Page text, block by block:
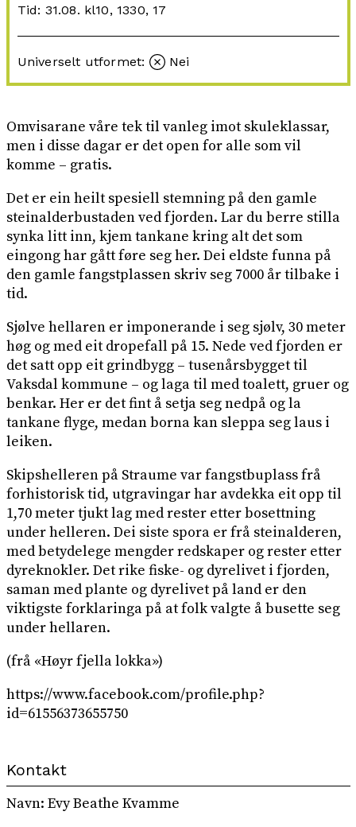
Tid: 31.08. kl10, 1330, 17
Universelt utformet: Nei
Omvisarane våre tek til vanleg imot skuleklassar,
men i disse dagar er det open for alle som vil
komme – gratis.
Det er ein heilt spesiell stemning på den gamle
steinalderbustaden ved fjorden. Lar du berre stilla
synka litt inn, kjem tankane kring alt det som
eingong har gått føre seg her. Dei eldste funna på
den gamle fangstplassen skriv seg 7000 år tilbake i
tid.
Sjølve hellaren er imponerande i seg sjølv, 30 meter
høg og med eit dropefall på 15. Nede ved fjorden er
det satt opp eit grindbygg – tusenårsbygget til
Vaksdal kommune – og laga til med toalett, gruer og
benkar. Her er det fint å setja seg nedpå og la
tankane flyge, medan borna kan sleppa seg laus i
leiken.
Skipshelleren på Straume var fangstbuplass frå
forhistorisk tid, utgravingar har avdekka eit opp til
1,70 meter tjukt lag med rester etter bosettning
under helleren. Dei siste spora er frå steinalderen,
med betydelege mengder redskaper og rester etter
dyreknokler. Det rike fiske- og dyrelivet i fjorden,
saman med plante og dyrelivet på land er den
viktigste forklaringa på at folk valgte å busette seg
under hellaren.
(frå «Høyr fjella lokka»)
https://www.facebook.com/profile.php?
id=61556373655750
Kontakt
Navn: Evy Beathe Kvamme